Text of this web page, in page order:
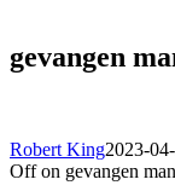
gevangen
Robert King2023-
Offon gevangen